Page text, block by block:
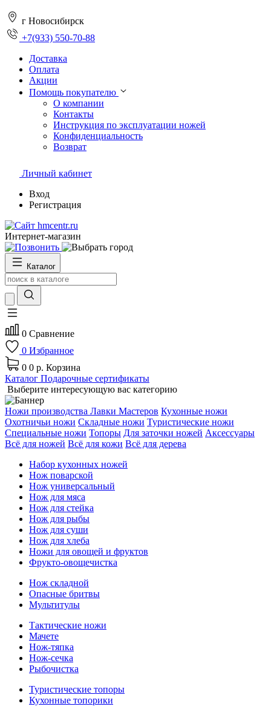
г Новосибирск
+7(933) 550-70-88
Доставка
Оплата
Акции
Помощь покупателю
О компании
Контакты
Инструкция по эксплуатации ножей
Конфиденциальность
Возврат
Личный кабинет
Вход
Регистрация
Интернет-магазин
Каталог
0 Сравнение
0 Избранное
0 0 р. Корзина
Каталог Подарочные сертификаты
Выберите интересующую вас категорию
Ножи производства Лавки Мастеров Кухонные ножи
Охотничьи ножи Складные ножи Туристические ножи
Специальные ножи Топоры Для заточки ножей Аксессуары
Всё для ножей Всё для кожи Всё для дерева
Набор кухонных ножей
Нож поварской
Нож универсальный
Нож для мяса
Нож для стейка
Нож для рыбы
Нож для суши
Нож для хлеба
Ножи для овощей и фруктов
Фрукто-овощечистка
Нож складной
Опасные бритвы
Мультитулы
Тактические ножи
Мачете
Нож-тяпка
Нож-сечка
Рыбочистка
Туристические топоры
Кухонные топорики